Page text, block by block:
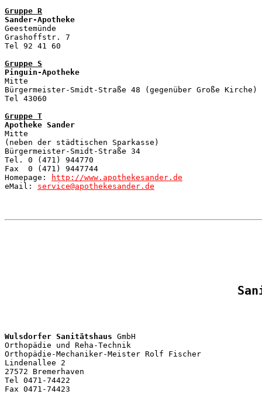
Gruppe R
Sander-Apotheke
Geestemünde
Grashoffstr. 7
Tel 92 41 60
Gruppe S
Pinguin-Apotheke
Mitte
Bürgermeister-Smidt-Straße 48 (gegenüber Große Kirche)
Tel 43060
Gruppe T
Apotheke Sander
Mitte
(neben der städtischen Sparkasse)
Bürgermeister-Smidt-Straße 34
Tel. 0 (471) 944770
Fax  0 (471) 9447744
Homepage:
http://www.apothekesander.de
eMail: service@apothekesander.de
Wulsdorfer Sanitätshaus GmbH
Orthopädie und Reha-Technik
Orthopädie-Mechaniker-Meister Rolf Fischer
Lindenallee 2
27572 Bremerhaven
Tel 0471-74422
Fax 0471-74423